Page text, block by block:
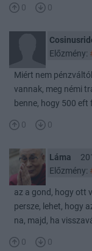
0 0
Előzmény:
Miért nem
vannak, meg némi
benne, hogy 500 eft
0 0
Láma
Előzmény:
az a gond, hogy ott
persze, lehet, hogy
na, majd, ha
0 0